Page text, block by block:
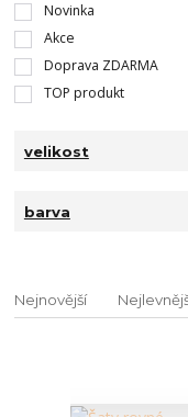
Novinka
Akce
Doprava ZDARMA
TOP produkt
velikost
barva
Nejnovější